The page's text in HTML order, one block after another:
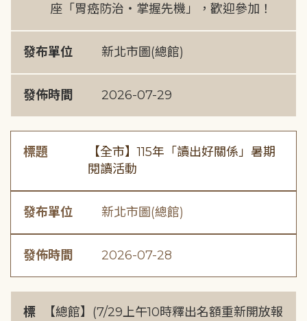
座「胃癌防治・掌握先機」，歡迎參加！
發布單位 新北市圖(總館)
發佈時間 2026-07-29
標題
【全市】115年「讀出好關係」暑期
閱讀活動
發布單位 新北市圖(總館)
發佈時間 2026-07-28
標
【總館】(7/29上午10時釋出名額重新開放報